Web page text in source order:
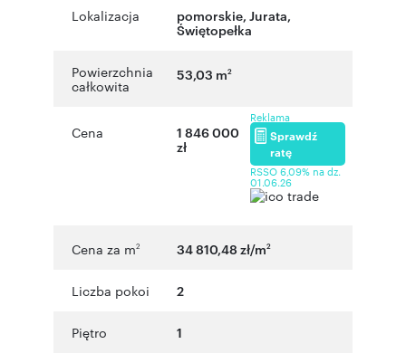
Lokalizacja pomorskie, Jurata,
Świętopełka
Powierzchnia
całkowita
53,03 m2
Cena
1 846 000
zł
Reklama
Sprawdź
ratę
RSSO 6,09% na dz.
01.06.26
Cena za m2 34 810,48 zł/m2
Liczba pokoi 2
Piętro 1